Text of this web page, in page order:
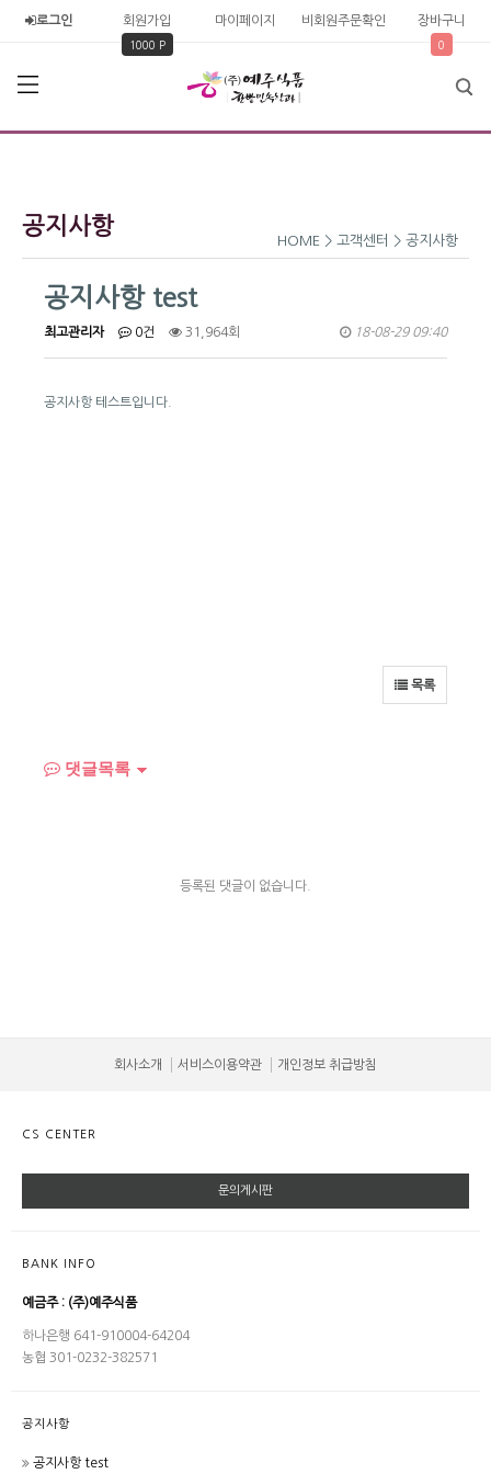
로그인 회원가입
1000 P
마이페이지 비회원주문확인 장바구니
0
HOME > 고객센터 > 공지사항
공지사항
공지사항 test
최고관리자 0건 31,964회 18-08-29 09:40
공지사항 테스트입니다.
목록
댓글목록
등록된 댓글이 없습니다.
회사소개 서비스이용약관 개인정보 취급방침
CS CENTER
문의게시판
BANK INFO
예금주 : (주)예주식품
하나은행 641-910004-64204
농협 301-0232-382571
공지사항
공지사항 test